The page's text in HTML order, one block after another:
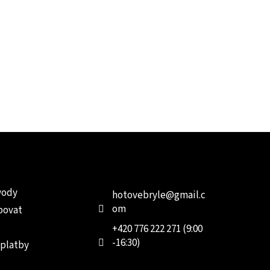
hotovebryle@gmail.c
om
+420 776 222 271 (9:00
-16:30)